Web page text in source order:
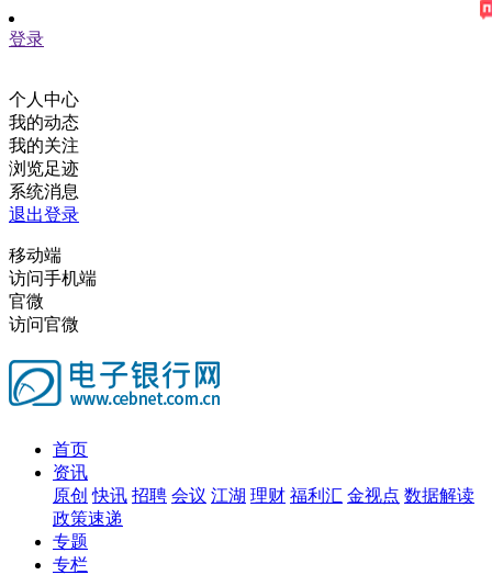
登录
个人中心
我的动态
我的关注
浏览足迹
系统消息
退出登录
移动端
访问手机端
官微
访问官微
首页
资讯
原创 快讯 招聘 会议 江湖 理财 福利汇 金视点 数据解读
政策速递
专题
专栏